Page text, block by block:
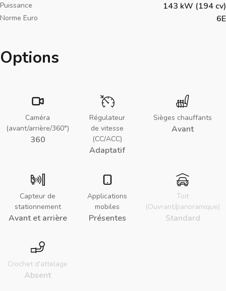
Puissance 143 kW (194 cv)
Norme Euro 6E
Options
Caméra
(avant/arrière/360°)
360
Régulateur
de vitesse
(CC/ACC)
Adaptatif
Sièges chauffants
Avant
Capteur de
stationnement
Avant et arrière
Applications
mobiles
Présentes
Toit
(Ouvrant/panoramique)
Standard
Crochet d'attelage
Absent